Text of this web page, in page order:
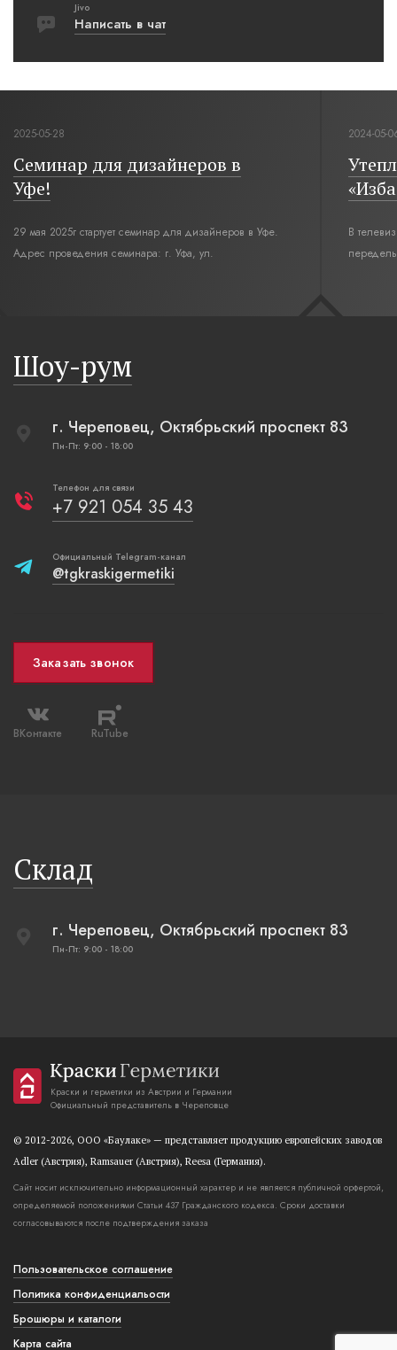
Jivo
Написать в чат
2025-05-28
Семинар для дизайнеров в
Уфе!
29 мая 2025г стартует семинар для дизайнеров в Уфе.
Адрес проведения семинара: г. Уфа, ул.
2024-05-
В
Шоу-рум
г. Череповец, Октябрьский проспект 83
Пн-Пт: 9:00 - 18:00
Телефон для связи
+7 921 054 35 43
Официальный Telegram-канал
@tgkraskigermetiki
Заказать звонок
ВКонтакте RuTube
Склад
г. Череповец, Октябрьский проспект 83
Пн-Пт: 9:00 - 18:00
Краски и герметики из Австрии и Германии
Официальный представитель в Череповце
© 2012-2026, OOO «Баулаке» — представляет продукцию европейских заводов
Adler (Австрия), Ramsauer (Австрия), Reesa (Германия).
Сайт носит исключительно информационный характер и не является публичной орфертой,
определяемой положениями Статьи 437 Гражданского кодекса. Сроки доставки
согласовываются после подтверждения заказа
Пользовательское соглашение
Политика конфиденциальости
Брошюры и каталоги
Карта сайта